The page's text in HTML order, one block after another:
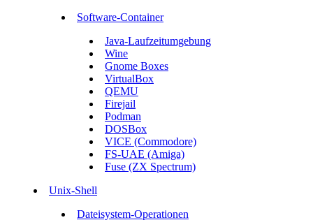
Software-Container
Java-Laufzeitumgebung
Wine
Gnome Boxes
VirtualBox
QEMU
Firejail
Podman
DOSBox
VICE (Commodore)
FS-UAE (Amiga)
Fuse (ZX Spectrum)
Unix-Shell
Dateisystem-Operationen